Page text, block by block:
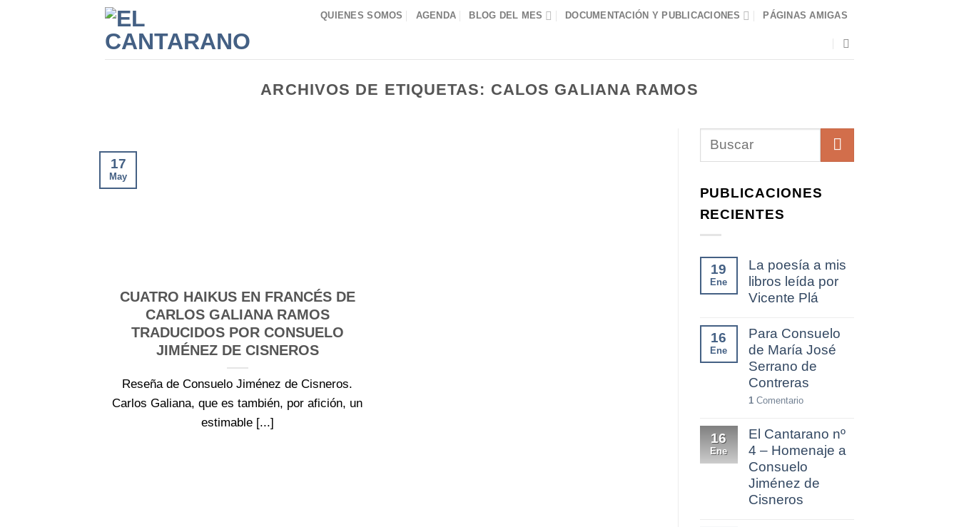
QUIENES SOMOS AGENDA BLOG DEL MES DOCUMENTACIÓN Y PUBLICACIONES PÁGINAS AMIGAS
ARCHIVOS DE ETIQUETAS: CALOS GALIANA RAMOS
CUATRO HAIKUS EN FRANCÉS DE
CARLOS GALIANA RAMOS
TRADUCIDOS POR CONSUELO
JIMÉNEZ DE CISNEROS
Reseña de Consuelo Jiménez de Cisneros.
Carlos Galiana, que es también, por afición, un
estimable [...]
17
May
PUBLICACIONES
RECIENTES
19
Ene
La poesía a mis
libros leída por
Vicente Plá
16
Ene
Para Consuelo
de María José
Serrano de
Contreras
1Comentario
16
Ene
El Cantarano nº
4 – Homenaje a
Consuelo
Jiménez de
Cisneros